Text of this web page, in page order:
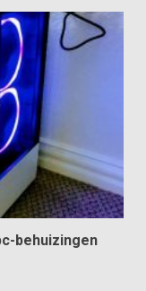
behuizingen